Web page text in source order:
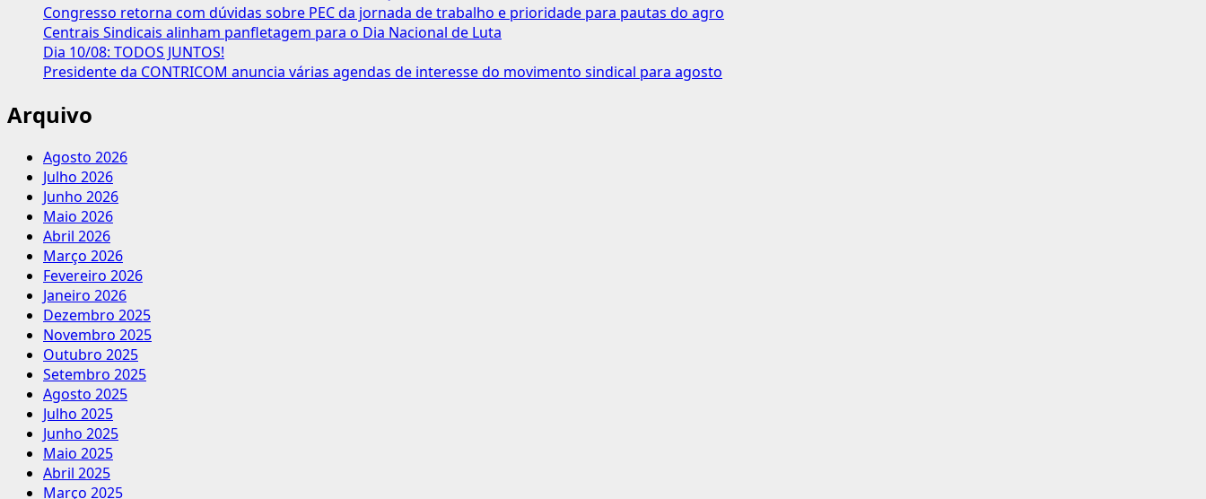
a
Raimundo
Brito
Congresso retorna com dúvidas sobre PEC da jornada de trabalho e prioridade para pautas do agro
Centrais Sindicais alinham panfletagem para o Dia Nacional de Luta
Dia 10/08: TODOS JUNTOS!
Presidente da CONTRICOM anuncia várias agendas de interesse do movimento sindical para agosto
Arquivo
Agosto 2026
Julho 2026
Junho 2026
Maio 2026
Abril 2026
Março 2026
Fevereiro 2026
Janeiro 2026
Dezembro 2025
Novembro 2025
Outubro 2025
Setembro 2025
Agosto 2025
Julho 2025
Junho 2025
Maio 2025
Abril 2025
Março 2025